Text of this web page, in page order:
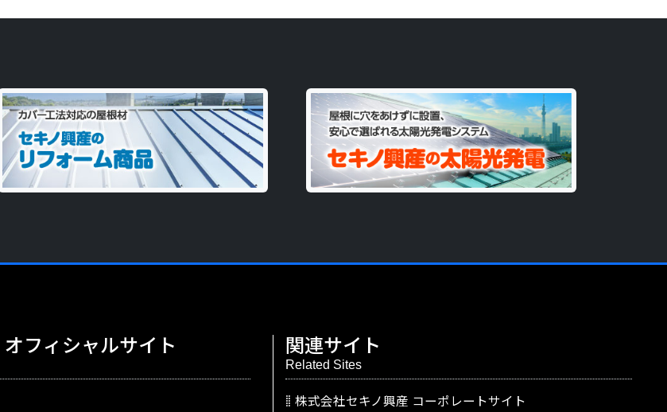
オフィシャルサイト 関連サイト
Related Sites
株式会社セキノ興産 コーポレートサイト